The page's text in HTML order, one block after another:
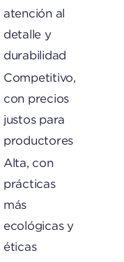
atención al
detalle y
durabilidad
Competitivo,
con precios
justos para
productores
Alta, con
prácticas
más
ecológicas y
éticas